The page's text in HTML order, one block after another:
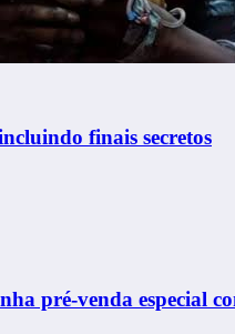
finais secretos
pré-venda especial